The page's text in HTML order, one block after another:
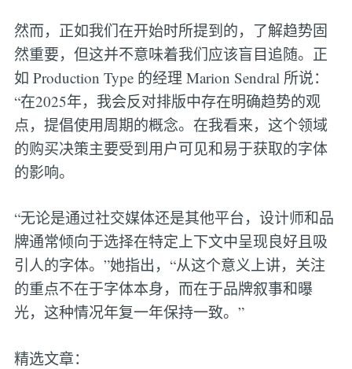
然而，正如我们在开始时所提到的，了解趋势固
然重要，但这并不意味着我们应该盲目追随。正
如 Production Type 的经理 Marion Sendral 所说：
“在2025年，我会反对排版中存在明确趋势的观
点，提倡使用周期的概念。在我看来，这个领域
的购买决策主要受到用户可见和易于获取的字体
的影响。
“无论是通过社交媒体还是其他平台，设计师和品
牌通常倾向于选择在特定上下文中呈现良好且吸
引人的字体。”她指出，“从这个意义上讲，关注
的重点不在于字体本身，而在于品牌叙事和曝
光，这种情况年复一年保持一致。”
精选文章：